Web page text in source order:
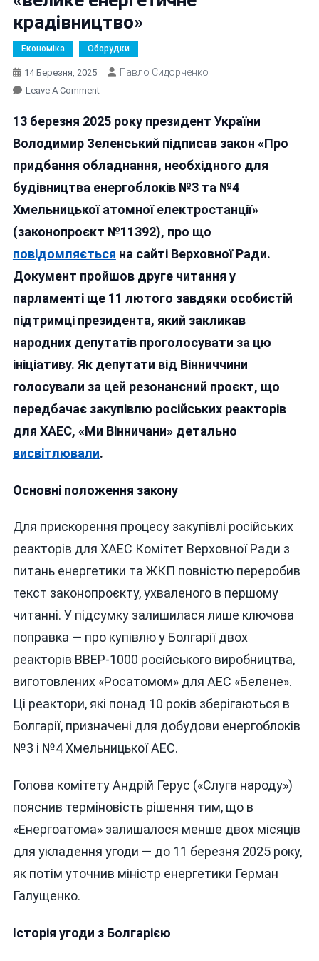
крадівництво»
Економіка Оборудки
14 Березня, 2025 Павло Сидорченко
Leave A CommentOn
Благословив
«велике
Крадівництво»
13 березня 2025 року президент України
Володимир Зеленський підписав закон «Про
придбання обладнання, необхідного для
будівництва енергоблоків №3 та №4
Хмельницької атомної електростанції»
(законопроєкт №11392), про що
повідомляється на сайті Верховної Ради.
Документ пройшов друге читання у
парламенті ще 11 лютого завдяки особистій
підтримці президента, який закликав
народних депутатів проголосувати за цю
ініціативу. Як депутати від Вінниччини
голосували за цей резонансний проєкт, що
передбачає закупівлю російських реакторів
для ХАЕС, «Ми Вінничани» детально
висвітлювали.
Основні положення закону
Для прискорення процесу закупівлі російських
реакторів для ХАЕС Комітет Верховної Ради з
питань енергетики та ЖКП повністю переробив
текст законопроєкту, ухваленого в першому
читанні. У підсумку залишилася лише ключова
поправка — про купівлю у Болгарії двох
реакторів ВВЕР-1000 російського виробництва,
виготовлених «Росатомом» для АЕС «Белене».
Ці реактори, які понад 10 років зберігаються в
Болгарії, призначені для добудови енергоблоків
№3 і №4 Хмельницької АЕС.
Голова комітету Андрій Герус («Слуга народу»)
пояснив терміновість рішення тим, що в
«Енергоатома» залишалося менше двох місяців
для укладення угоди — до 11 березня 2025 року,
як потім уточнив міністр енергетики Герман
Галущенко.
Історія угоди з Болгарією